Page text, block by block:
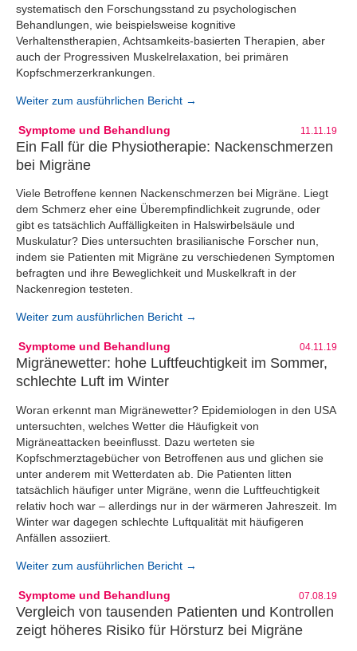
systematisch den Forschungsstand zu psychologischen
Behandlungen, wie beispielsweise kognitive
Verhaltenstherapien, Achtsamkeits-basierten Therapien, aber
auch der Progressiven Muskelrelaxation, bei primären
Kopfschmerzerkrankungen.
Weiter zum ausführlichen Bericht →
Symptome und Behandlung 11.11.19
Ein Fall für die Physiotherapie: Nackenschmerzen
bei Migräne
Viele Betroffene kennen Nackenschmerzen bei Migräne. Liegt
dem Schmerz eher eine Überempfindlichkeit zugrunde, oder
gibt es tatsächlich Auffälligkeiten in Halswirbelsäule und
Muskulatur? Dies untersuchten brasilianische Forscher nun,
indem sie Patienten mit Migräne zu verschiedenen Symptomen
befragten und ihre Beweglichkeit und Muskelkraft in der
Nackenregion testeten.
Weiter zum ausführlichen Bericht →
Symptome und Behandlung 04.11.19
Migränewetter: hohe Luftfeuchtigkeit im Sommer,
schlechte Luft im Winter
Woran erkennt man Migränewetter? Epidemiologen in den USA
untersuchten, welches Wetter die Häufigkeit von
Migräneattacken beeinflusst. Dazu werteten sie
Kopfschmerztagebücher von Betroffenen aus und glichen sie
unter anderem mit Wetterdaten ab. Die Patienten litten
tatsächlich häufiger unter Migräne, wenn die Luftfeuchtigkeit
relativ hoch war – allerdings nur in der wärmeren Jahreszeit. Im
Winter war dagegen schlechte Luftqualität mit häufigeren
Anfällen assoziiert.
Weiter zum ausführlichen Bericht →
Symptome und Behandlung 07.08.19
Vergleich von tausenden Patienten und Kontrollen
zeigt höheres Risiko für Hörsturz bei Migräne